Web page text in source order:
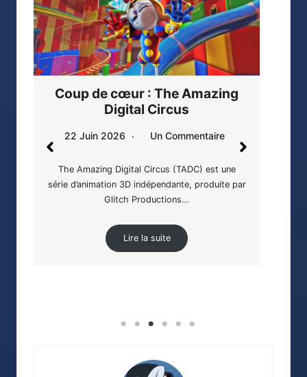
A Star Brighter Than the Sun,
une rayonnante affection !
Les cheveux dans le vent, les rayons du soleil
qui brillent et réchauffent le corps…